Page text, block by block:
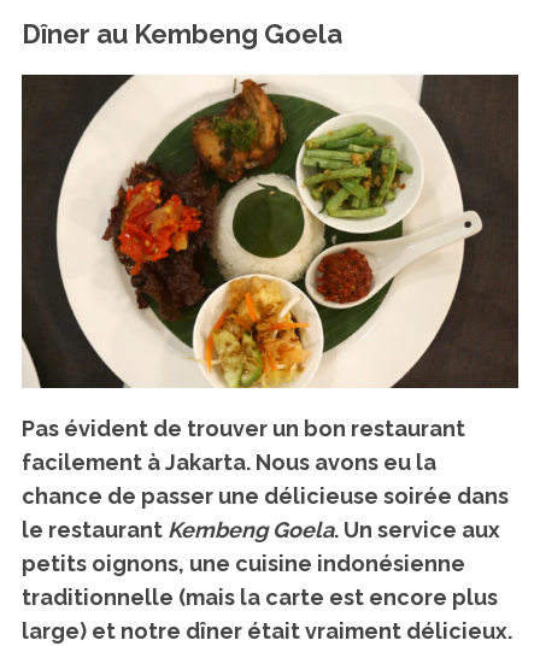
Dîner au Kembeng Goela
Pas évident de trouver un bon restaurant
facilement à Jakarta.Nous avons eu la
chance de passer une délicieuse soirée dans
le restaurant Kembeng Goela. Un service aux
petits oignons, une cuisine indonésienne
traditionnelle (mais la carte est encore plus
large) et notre dîner était vraiment délicieux.